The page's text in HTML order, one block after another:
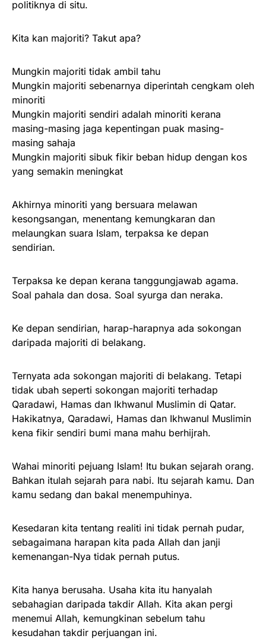
politiknya di situ.
Kita kan majoriti? Takut apa?
Mungkin majoriti tidak ambil tahu
Mungkin majoriti sebenarnya diperintah cengkam oleh
minoriti
Mungkin majoriti sendiri adalah minoriti kerana
masing-masing jaga kepentingan puak masing-
masing sahaja
Mungkin majoriti sibuk fikir beban hidup dengan kos
yang semakin meningkat
Akhirnya minoriti yang bersuara melawan
kesongsangan, menentang kemungkaran dan
melaungkan suara Islam, terpaksa ke depan
sendirian.
Terpaksa ke depan kerana tanggungjawab agama.
Soal pahala dan dosa. Soal syurga dan neraka.
Ke depan sendirian, harap-harapnya ada sokongan
daripada majoriti di belakang.
Ternyata ada sokongan majoriti di belakang. Tetapi
tidak ubah seperti sokongan majoriti terhadap
Qaradawi, Hamas dan Ikhwanul Muslimin di Qatar.
Hakikatnya, Qaradawi, Hamas dan Ikhwanul Muslimin
kena fikir sendiri bumi mana mahu berhijrah.
Wahai minoriti pejuang Islam! Itu bukan sejarah orang.
Bahkan itulah sejarah para nabi. Itu sejarah kamu. Dan
kamu sedang dan bakal menempuhinya.
Kesedaran kita tentang realiti ini tidak pernah pudar,
sebagaimana harapan kita pada Allah dan janji
kemenangan-Nya tidak pernah putus.
Kita hanya berusaha. Usaha kita itu hanyalah
sebahagian daripada takdir Allah. Kita akan pergi
menemui Allah, kemungkinan sebelum tahu
kesudahan takdir perjuangan ini.